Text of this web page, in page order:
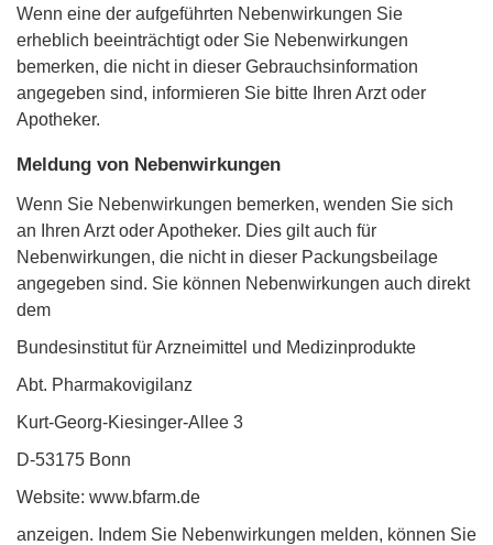
Wenn eine der aufgeführten Nebenwirkungen Sie
erheblich beeinträchtigt oder Sie Nebenwirkungen
bemerken, die nicht in dieser Gebrauchsinformation
angegeben sind, informieren Sie bitte Ihren Arzt oder
Apotheker.
Meldung von Nebenwirkungen
Wenn Sie Nebenwirkungen bemerken, wenden Sie sich
an Ihren Arzt oder Apotheker. Dies gilt auch für
Nebenwirkungen, die nicht in dieser Packungsbeilage
angegeben sind. Sie können Nebenwirkungen auch direkt
dem
Bundesinstitut für Arzneimittel und Medizinprodukte
Abt. Pharmakovigilanz
Kurt-Georg-Kiesinger-Allee 3
D-53175 Bonn
Website: www.bfarm.de
anzeigen. Indem Sie Nebenwirkungen melden, können Sie